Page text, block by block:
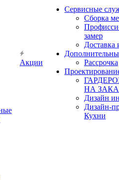
Акции
Сервисные
Сборка
замер
Доставка
Рассрочка
НА
Дизайн
Дизайн-
Кухни